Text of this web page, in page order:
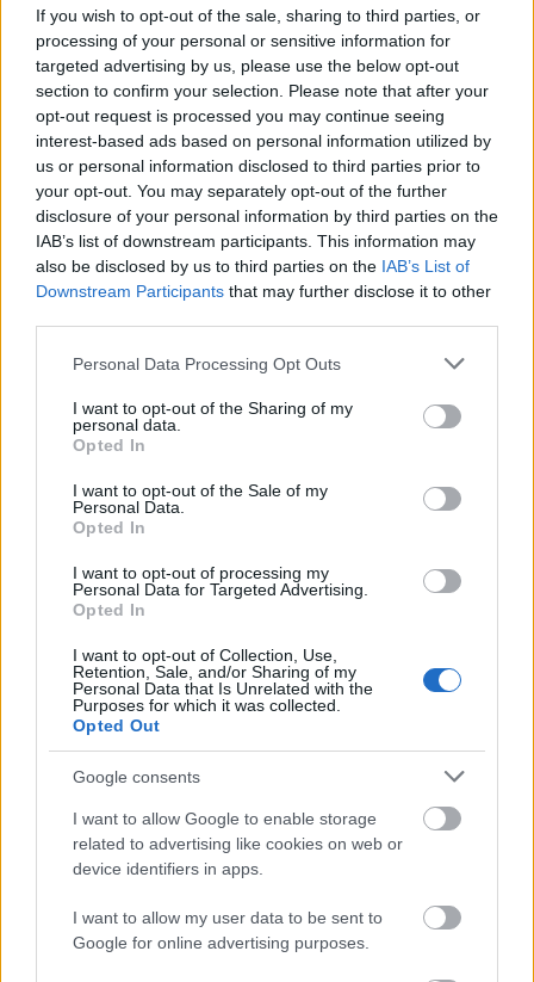
If you wish to opt-out of the sale, sharing to third parties, or
processing of your personal or sensitive information for
targeted advertising by us, please use the below opt-out
section to confirm your selection. Please note that after your
opt-out request is processed you may continue seeing
interest-based ads based on personal information utilized by
us or personal information disclosed to third parties prior to
your opt-out. You may separately opt-out of the further
disclosure of your personal information by third parties on the
IAB’s list of downstream participants. This information may
also be disclosed by us to third parties on the IAB’s List of
Downstream Participants that may further disclose it to other
Please note that this website/app uses one or more Google
not limited to your visit or usage behaviour. You may click to
grant or deny consent to Google and its third-party tags to
use your data for below specified purposes in below Google
consent section.
Personal Data Processing Opt Outs
I want to opt-out of the Sharing of my
personal data.
Opted In
I want to opt-out of the Sale of my
Personal Data.
Opted In
I want to opt-out of processing my
Personal Data for Targeted Advertising.
Opted In
I want to opt-out of Collection, Use,
Retention, Sale, and/or Sharing of my
Personal Data that Is Unrelated with the
Purposes for which it was collected.
Opted Out
Google consents
I want to allow Google to enable storage
related to advertising like cookies on web or
device identifiers in apps.
I want to allow my user data to be sent to
Google for online advertising purposes.
Petter Northug je jedním z těch, kteří pravidelně a
tréninku, a to jak během své kariéry ve Světovém poháru,
tak po svém návratu k běhu na lyžích. Zde z Val Senales na
Rogn zdůrazňuje, že tréninkové bloky v horku,
představují značné riziko a mohou být i
kontraproduktivní.
velké riziko, že zvýšení zátěže způsobí jejich
přepnutí na špatnou stranu,“ říká a pokračuje:
„A obecně byste neměli zkoušet nové věci těsně
před závodním obdobím. Kromě toho může být
také kontraproduktivního v tom, když musíte